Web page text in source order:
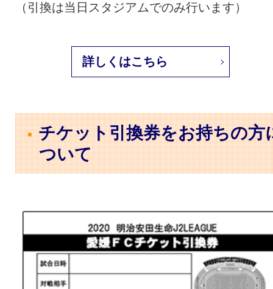
（引換は当日スタジアムでのみ行います）
詳しくはこちら
チケット引換券をお持ちの方
ついて